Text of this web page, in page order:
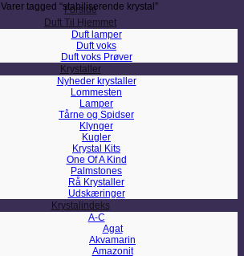
Forside
Duft Til Hjemmet
Duft lamper
Duft voks
Duft voks Prøver
Krystaller
Nyheder krystaller
Lommesten
Lamper
Tårne og Spidser
Klynger
Kugler
Krystal Kits
One Of A Kind
Palmstones
Rå Krystaller
Udskæringer
Krystalindeks
A-C
Agat
Akvamarin
Amazonit
Varer tagged “stabiliserende krystal”